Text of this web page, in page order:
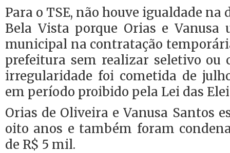
Para o TSE, não houve igualdade
Bela Vista porque Orias e Vanusa
municipal na contratação
prefeitura sem realizar seletivo ou
irregularidade foi cometida de
em período proibido pela Lei das
Orias de Oliveira e Vanusa Santos
oito anos e também foram
de R$ 5 mil.